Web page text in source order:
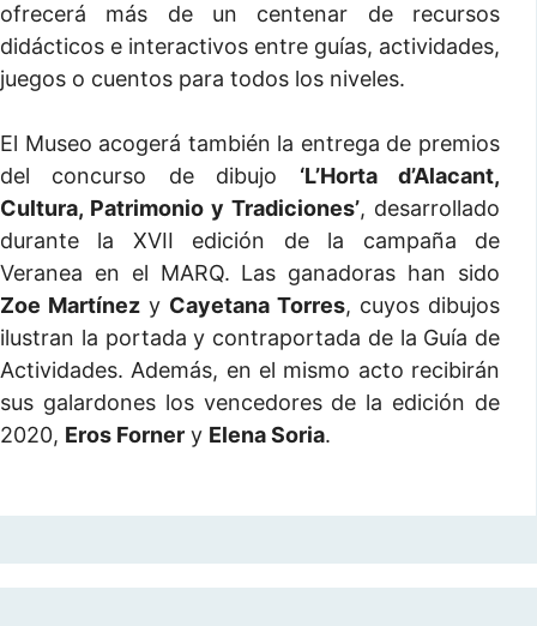
ofrecerá más de un centenar de recursos
didácticos e interactivos entre guías, actividades,
juegos o cuentos para todos los niveles.
El Museo acogerá también la entrega de premios
del concurso de dibujo ‘L’Horta d’Alacant,
Cultura, Patrimonio y Tradiciones’, desarrollado
durante la XVII edición de la campaña de
Veranea en el MARQ. Las ganadoras han sido
Zoe Martínez y Cayetana Torres, cuyos dibujos
ilustran la portada y contraportada de la Guía de
Actividades. Además, en el mismo acto recibirán
sus galardones los vencedores de la edición de
2020, Eros Forner y Elena Soria.